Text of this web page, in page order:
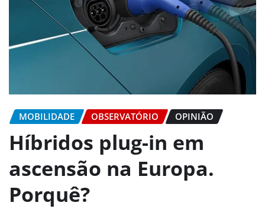
MOBILIDADE OBSERVATÓRIO OPINIÃO
Híbridos plug-in em
ascensão na Europa.
Porquê?